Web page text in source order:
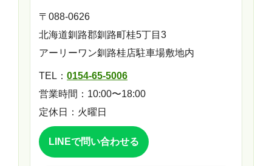
〒088-0626
北海道釧路郡釧路町桂5丁目3
アーリーワン釧路桂店駐車場敷地内
TEL： 0154-65-5006
営業時間：10:00〜18:00
定休日：火曜日
LINEで問い合わせる